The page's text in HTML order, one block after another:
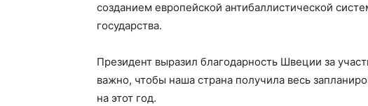
созданием европейской антибаллистической
государства.
Президент выразил благодарность Швеции за
важно, чтобы наша страна получила весь
на этот год.